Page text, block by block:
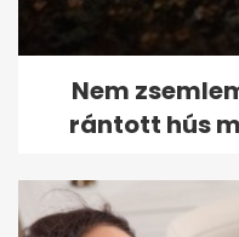
Nem
rántott hús